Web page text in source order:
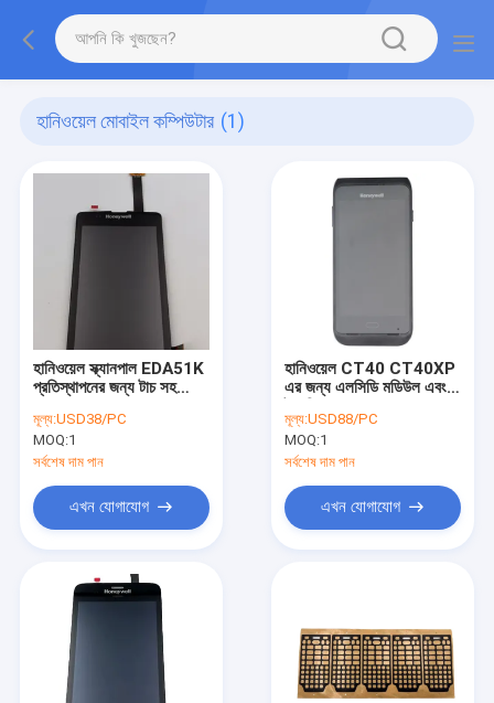
হানিওয়েল মোবাইল কম্পিউটার (1)
হানিওয়েল স্ক্যানপাল EDA51K
প্রতিস্থাপনের জন্য টাচ সহ
মূল্য:USD38/PC
MOQ:1
সর্বশেষ দাম পান
এখন যোগাযোগ
হানিওয়েল CT40 CT40XP
এর জন্য এলসিডি মডিউল এবং
মূল্য:USD88/PC
MOQ:1
সর্বশেষ দাম পান
এখন যোগাযোগ